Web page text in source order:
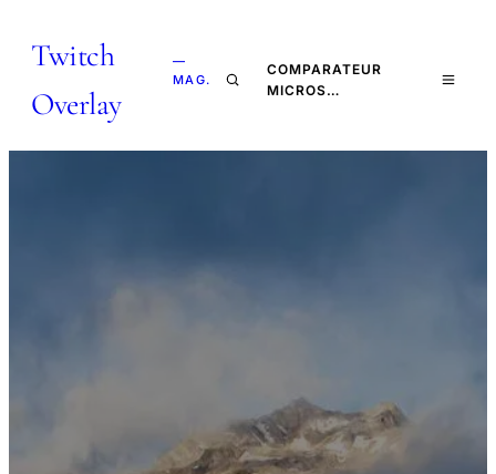
Twitch
Overlay
—
MAG.
COMPARATEUR
MICROS…